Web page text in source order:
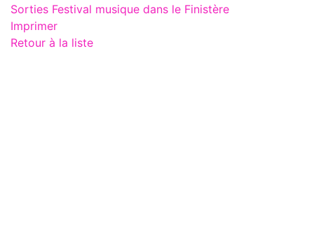
Sorties Festival musique dans le Finistère
Imprimer
Retour à la liste